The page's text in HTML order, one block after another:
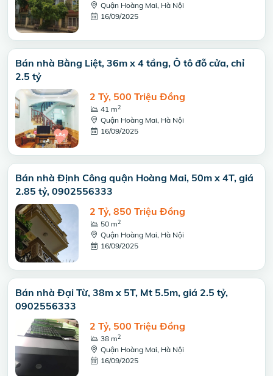
Quận Hoàng Mai, Hà Nội
16/09/2025
Bán nhà Bằng Liệt, 36m x 4 tầng, Ô tô đỗ cửa, chỉ
2.5 tỷ
2 Tỷ, 500 Triệu Đồng
41 m2
Quận Hoàng Mai, Hà Nội
16/09/2025
Bán nhà Định Công quận Hoàng Mai, 50m x 4T, giá
2.85 tỷ, 0902556333
2 Tỷ, 850 Triệu Đồng
50 m2
Quận Hoàng Mai, Hà Nội
16/09/2025
Bán nhà Đại Từ, 38m x 5T, Mt 5.5m, giá 2.5 tỷ,
0902556333
2 Tỷ, 500 Triệu Đồng
38 m2
Quận Hoàng Mai, Hà Nội
16/09/2025